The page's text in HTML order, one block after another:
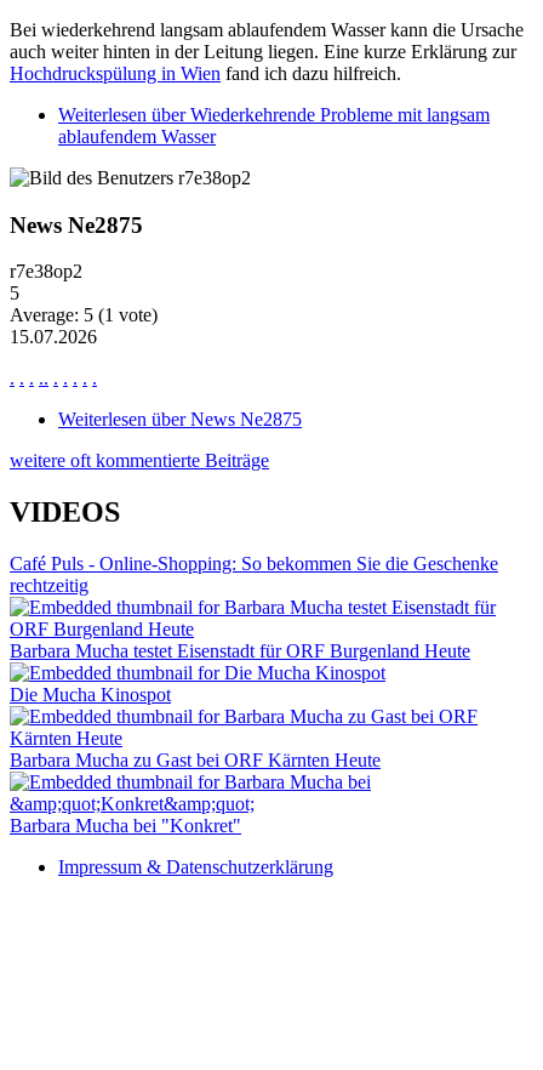
Bei wiederkehrend langsam ablaufendem Wasser kann die Ursache
auch weiter hinten in der Leitung liegen. Eine kurze Erklärung zur
Hochdruckspülung in Wien fand ich dazu hilfreich.
Weiterlesen über Wiederkehrende Probleme mit langsam
ablaufendem Wasser
News Ne2875
r7e38op2
5
Average: 5 (1 vote)
15.07.2026
. . . .. . . . . .
Weiterlesen über News Ne2875
weitere oft kommentierte Beiträge
VIDEOS
Café Puls - Online-Shopping: So bekommen Sie die Geschenke
rechtzeitig
Barbara Mucha testet Eisenstadt für ORF Burgenland Heute
Die Mucha Kinospot
Barbara Mucha zu Gast bei ORF Kärnten Heute
Barbara Mucha bei "Konkret"
Impressum & Datenschutzerklärung